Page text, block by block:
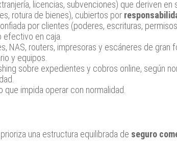
licencias, subvenciones) que deriven
rotura de bienes), cubiertos por
por clientes (poderes, escrituras,
efectivo en caja.
NAS, routers, impresoras y escáneres de gran
y equipos.
sobre expedientes y cobros online, según
impida operar con normalidad.
una estructura equilibrada de seguro